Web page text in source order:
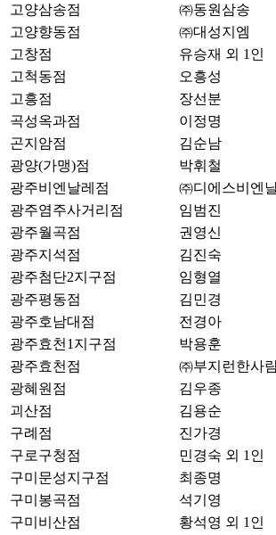
고양삼송점
㈜동원삼송
고양향동점
㈜대성지엠
고창점
유승재 외 1인
고척동점
오흥성
고흥점
장선분
곡성옥과점
이정명
곤지암점
김순남
광양(가맹)점
박휘철
광주비엔날레점
㈜디에스비엔
광주염주사거리점
임범진
광주월곡점
권영신
광주지석점
김진숙
광주첨단2지구점
임형열
광주평동점
김민경
광주호남대점
전경아
광주효천1지구점
박용훈
광주효천점
㈜부지런한사
광혜원점
김우종
괴산점
김용순
구례점
진가경
구로구청점
민경숙 외 1인
구미문성지구점
최종명
구미봉곡점
석기영
구미비산점
황석영 외 1인